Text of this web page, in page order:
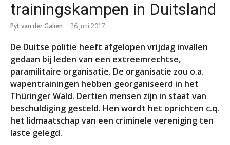
trainingskampen in Duitsland
Pyt van der Galiën 26 juni 2017
De Duitse politie heeft afgelopen vrijdag invallen
gedaan bij leden van een extreemrechtse,
paramilitaire organisatie. De organisatie zou o.a.
wapentrainingen hebben georganiseerd in het
Thüringer Wald. Dertien mensen zijn in staat van
beschuldiging gesteld. Hen wordt het oprichten c.q.
het lidmaatschap van een criminele vereniging ten
laste gelegd.